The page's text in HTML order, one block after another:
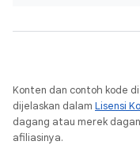
Konten dan contoh kode
dijelaskan dalam Lisensi
dagang atau merek
afiliasinya.